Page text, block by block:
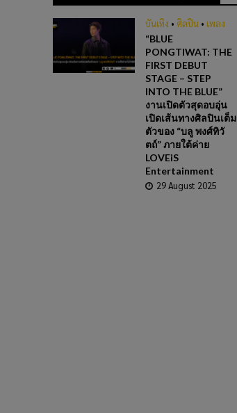
บันเทิง • ศิลปิน • เพลง
“BLUE
PONGTIWAT: THE
FIRST DEBUT
STAGE – STEP
INTO THE BLUE”
งานเปิดตัวสุดอบอุ่น
เปิดเส้นทางศิลปินเต็ม
ตัวของ “บลู พงศ์ทิวั
ตถ์” ภายใต้ค่าย
LOVEiS
Entertainment
29 August 2025